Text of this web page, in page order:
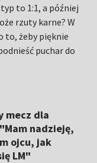
to 1:1, a później
rzuty karne? W
to, żeby pięknie
puchar do
mecz dla
nadzieję,
ojcu, jak
LM"